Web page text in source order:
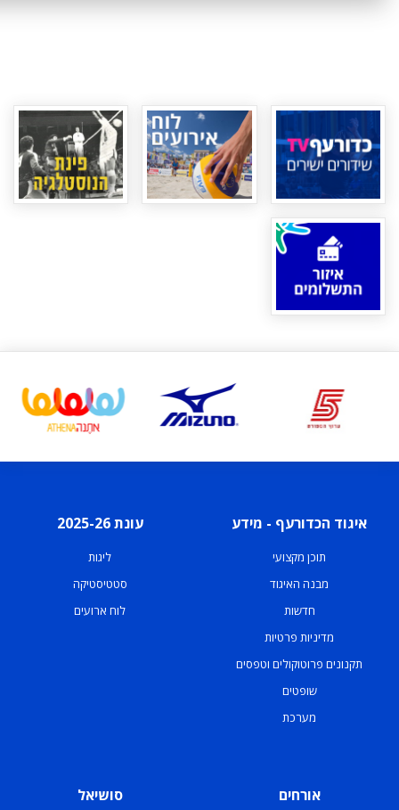
איגוד הכדורעף - מידע
תוכן מקצועי
מבנה האיגוד
חדשות
מדיניות פרטיות
תקנונים פרוטוקולים וטפסים
שופטים
מערכת
עונת 2025-26
ליגות
סטטיסטיקה
לוח ארועים
אורחים סושיאל